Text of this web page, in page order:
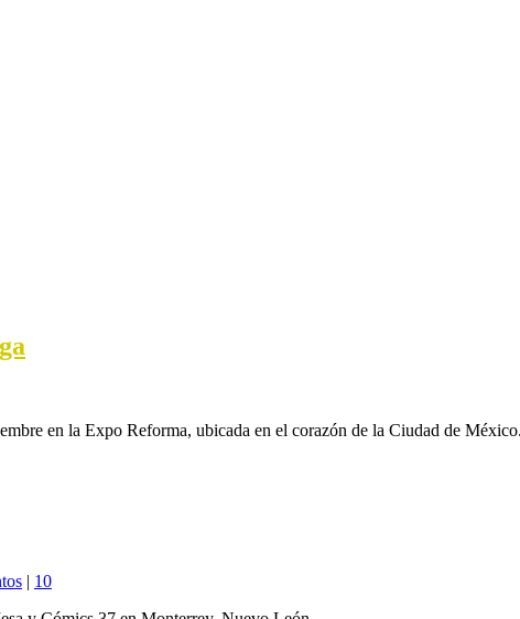
en la Expo Reforma, ubicada en el corazón de la Ciudad de
| 10